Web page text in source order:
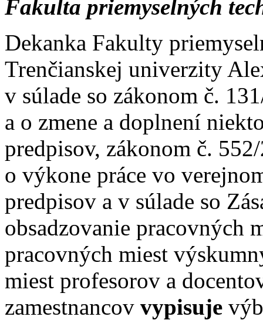
Fakulta priemyselných
Dekanka Fakulty
Trenčianskej univerzity
v súlade so zákonom č.
a o zmene a doplnení
predpisov, zákonom č.
o výkone práce vo
predpisov a v súlade so
obsadzovanie pracovných
pracovných miest
miest profesorov a
zamestnancov vypisuje